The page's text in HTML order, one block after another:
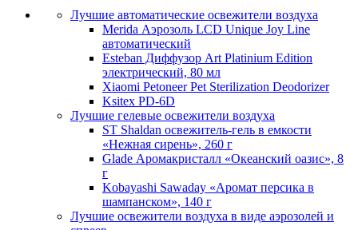
Лучшие автоматические освежители воздуха
Merida Аэрозоль LCD Unique Joy Line
автоматический
Esteban Диффузор Art Platinium Edition
электрический, 80 мл
Xiaomi Petoneer Pet Sterilization Deodorizer
Ksitex PD-6D
Лучшие гелевые освежители воздуха
ST Shaldan освежитель-гель в емкости
«Нежная сирень», 260 г
Glade Аромакристалл «Океанский оазис», 8
г
Kobayashi Sawaday «Аромат персика в
шампанском», 140 г
Лучшие освежители воздуха в виде аэрозолей и